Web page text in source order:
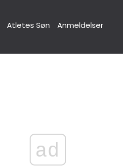
Atletes Søn Anmeldelser
ad